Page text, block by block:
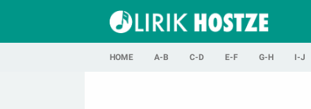
HOME A-B C-D E-F G-H I-J